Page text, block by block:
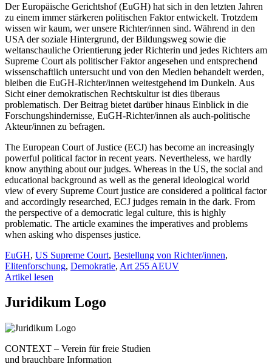
Der Europäische Gerichtshof (EuGH) hat sich in den letzten Jahren
zu einem immer stärkeren politischen Faktor entwickelt. Trotzdem
wissen wir kaum, wer unsere Richter/innen sind. Während in den
USA der soziale Hintergrund, der Bildungsweg sowie die
weltanschauliche Orientierung jeder Richterin und jedes Richters am
Supreme Court als politischer Faktor angesehen und entsprechend
wissenschaftlich untersucht und von den Medien behandelt werden,
bleiben die EuGH-Richter/innen weitestgehend im Dunkeln. Aus
Sicht einer demokratischen Rechtskultur ist dies überaus
problematisch. Der Beitrag bietet darüber hinaus Einblick in die
Forschungshindernisse, EuGH-Richter/innen als auch-politische
Akteur/innen zu befragen.
The European Court of Justice (ECJ) has become an increasingly
powerful political factor in recent years. Nevertheless, we hardly
know anything about our judges. Whereas in the US, the social and
educational background as well as the general ideological world
view of every Supreme Court justice are considered a political factor
and accordingly researched, ECJ judges remain in the dark. From
the perspective of a democratic legal culture, this is highly
problematic. The article examines the imperatives and problems
when asking who dispenses justice.
EuGH, US Supreme Court, Bestellung von Richter/innen,
Elitenforschung, Demokratie, Art 255 AEUV
Artikel lesen
Juridikum Logo
CONTEXT – Verein für freie Studien
und brauchbare Information